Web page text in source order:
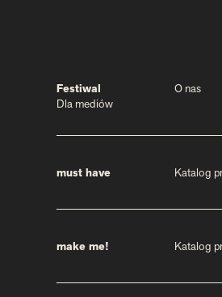
Festiwal O nas
Dla mediów
must have Katalog
make me! Katalog